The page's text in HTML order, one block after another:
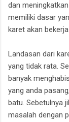
dan
memiliki dasar
karet akan
Landasan dari
yang tidak rata.
banyak
yang anda
batu. Sebetulnya
masalah dengan